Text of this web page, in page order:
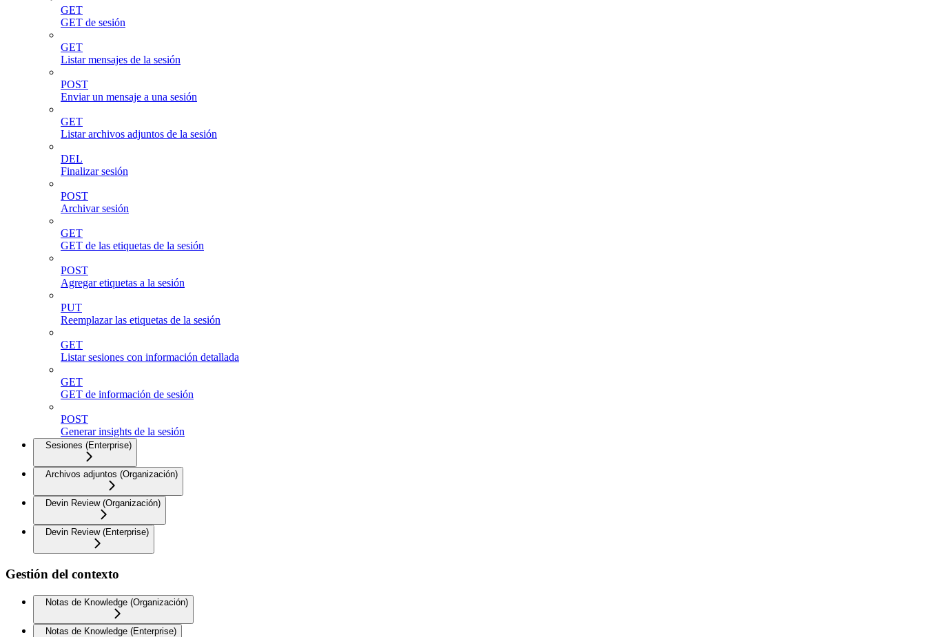
GET
GET de sesión
GET
Listar mensajes de la sesión
POST
Enviar un mensaje a una sesión
GET
Listar archivos adjuntos de la sesión
DEL
Finalizar sesión
POST
Archivar sesión
GET
GET de las etiquetas de la sesión
POST
Agregar etiquetas a la sesión
PUT
Reemplazar las etiquetas de la sesión
GET
Listar sesiones con información detallada
GET
GET de información de sesión
POST
Generar insights de la sesión
Sesiones (Enterprise)
Archivos adjuntos (Organización)
Devin Review (Organización)
Devin Review (Enterprise)
Gestión del contexto
Notas de Knowledge (Organización)
Notas de Knowledge (Enterprise)